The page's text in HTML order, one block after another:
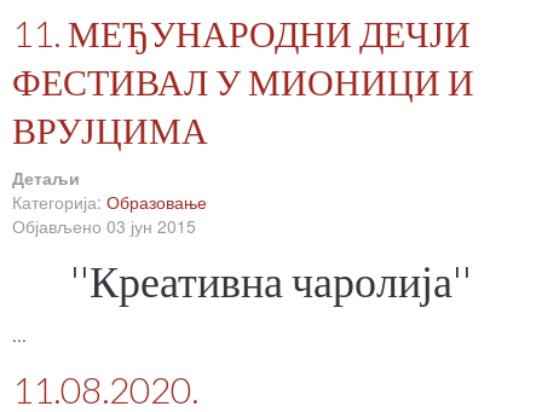
11. МЕЂУНАРОДНИ ДЕЧЈИ
ФЕСТИВАЛ У МИОНИЦИ И
ВРУЈЦИМА
Детаљи
Категорија: Образовање
Објављено 03 јун 2015
''Креативна чаролија''
...
11.08.2020.